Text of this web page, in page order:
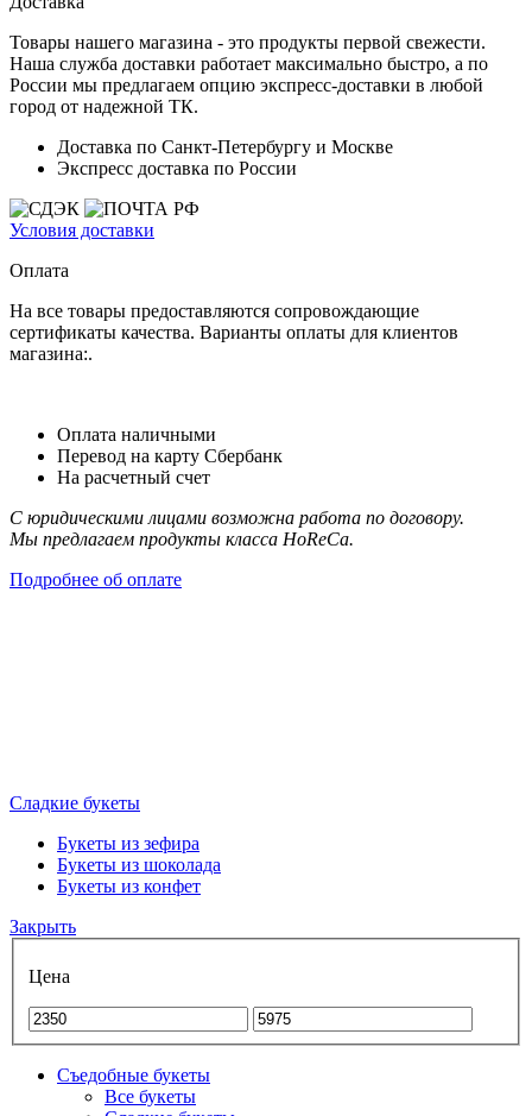
Товары нашего магазина - это продукты первой свежести.
Наша служба доставки работает максимально быстро, а по
России мы предлагаем опцию экспресс-доставки в любой
город от надежной ТК.
Доставка по Санкт-Петербургу и Москве
Экспресс доставка по России
Условия доставки
Оплата
На все товары предоставляются сопровождающие
сертификаты качества. Варианты оплаты для клиентов
магазина:.
Оплата наличными
Перевод на карту Сбербанк
На расчетный счет
С юридическими лицами возможна работа по договору.
Мы предлагаем продукты класса HoReCa.
Подробнее об оплате
Сладкие букеты
Букеты из зефира
Букеты из шоколада
Букеты из конфет
Закрыть
Цена
Съедобные букеты
Все букеты